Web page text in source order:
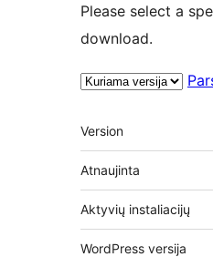
Please select a
download.
Version
Atnaujinta
Aktyvių instaliacijų
WordPress versija